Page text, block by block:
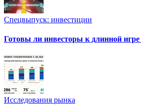
Спецвыпуск: инвестиции
Готовы ли инвесторы к длинной
Исследования рынка